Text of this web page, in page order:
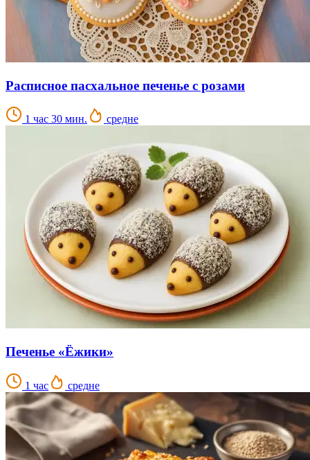
Расписное пасхальное печенье с розами
1 час 30 мин. средне
Печенье «Ёжики»
1 час средне